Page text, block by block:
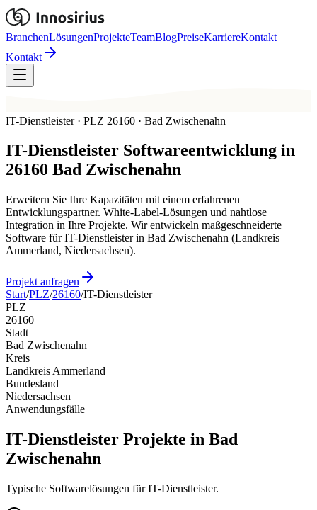
BranchenLösungenProjekteTeamBlogPreiseKarriereKontakt
Kontakt
IT-Dienstleister · PLZ 26160 · Bad Zwischenahn
IT-Dienstleister Softwareentwicklung in
26160 Bad Zwischenahn
Erweitern Sie Ihre Kapazitäten mit einem erfahrenen
Entwicklungspartner. White-Label-Lösungen und nahtlose
Integration in Ihre Projekte. Wir entwickeln maßgeschneiderte
Software für IT-Dienstleister in Bad Zwischenahn (Landkreis
Ammerland, Niedersachsen).
Projekt anfragen
Start/PLZ/26160/IT-Dienstleister
PLZ
26160
Stadt
Bad Zwischenahn
Kreis
Landkreis Ammerland
Bundesland
Niedersachsen
Anwendungsfälle
IT-Dienstleister Projekte in Bad
Zwischenahn
Typische Softwarelösungen für IT-Dienstleister.